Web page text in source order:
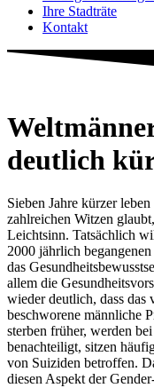
Ihre Stadträte
Kontakt
deutlich
Sieben Jahre kürzer
zahlreichen Witzen
Leichtsinn. Tatsächlich
2000 jährlich
das
allem die
wieder deutlich, dass das
beschworene männliche
sterben früher, werden
benachteiligt, sitzen
von Suiziden betroffen.
diesen Aspekt der